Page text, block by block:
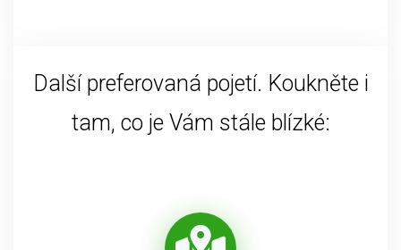
Další preferovaná pojetí. Koukněte i
tam, co je Vám stále blízké: